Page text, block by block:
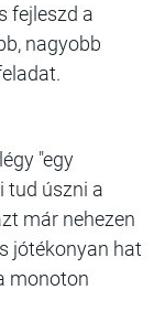
fejleszd a
nagyobb
"egy
tud úszni a
már nehezen
jótékonyan hat
monoton